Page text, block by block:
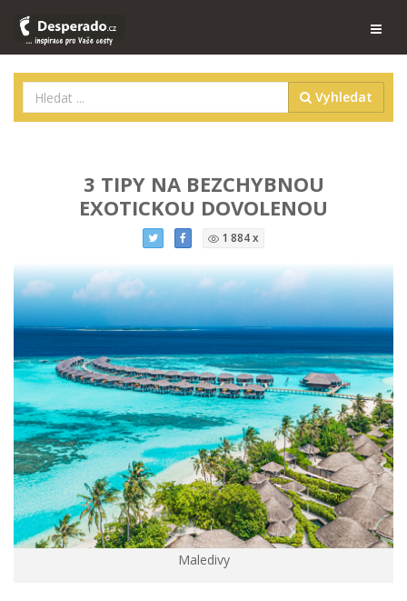
Vyhledat
3 TIPY NA BEZCHYBNOU
EXOTICKOU DOVOLENOU
1 884 x
Maledivy